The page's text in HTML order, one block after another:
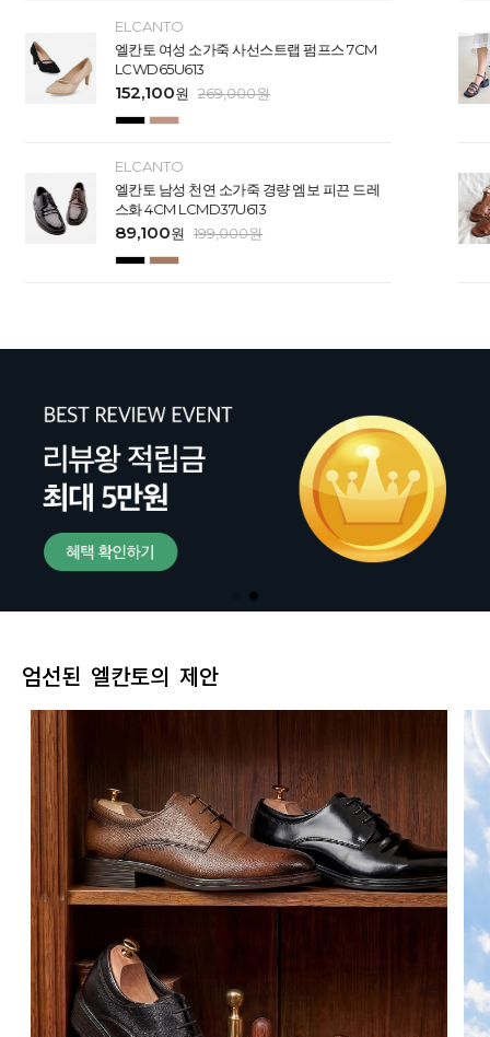
ELCANTO
엘칸토 여성 소가죽 사선스트랩 펌프스 7CM
LCWD65U613
152,100원 269,000원
ELCANTO
엘칸토 남성 천연 소가죽 경량 엠보 피끈 드레
스화 4CM LCMD37U613
89,100원 199,000원
엄선된 엘칸토의 제안